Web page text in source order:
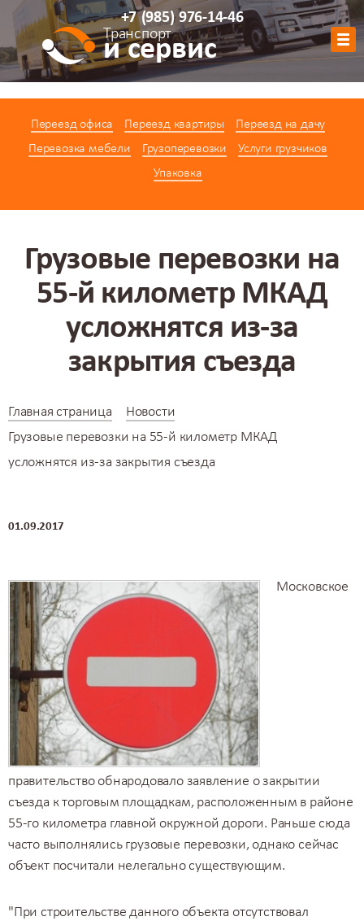
+7(985) 976-14-46
Транспорт
и сервис
Обратный звонок
АКЦИИ
КОНТАКТЫ
КАЛЬКУЛЯТОР
Переезд офиса Переезд квартиры
Переезд на дачу
Перевозка мебели
Грузоперевозки
Услуги грузчиков
Упаковка
Грузовые перевозки на
55-й километр МКАД
усложнятся из-за
закрытия съезда
Главная страница
Новости
Грузовые перевозки на 55-й километр МКАД
усложнятся из-за закрытия съезда
01.09.2017
Московское
правительство обнародовало заявление о закрытии
съезда к торговым площадкам, расположенным в районе
55-го километра главной окружной дороги. Раньше сюда
часто выполнялись грузовые перевозки, однако сейчас
объект посчитали нелегально существующим.
"При строительстве данного объекта отсутствовал